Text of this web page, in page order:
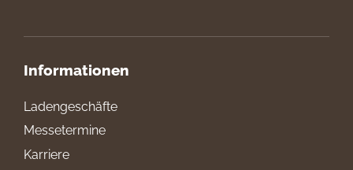
Informationen
Ladengeschäfte
Messetermine
Karriere